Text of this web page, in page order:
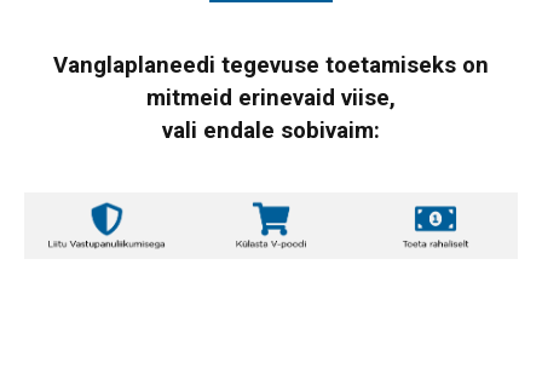
Vanglaplaneedi tegevuse toetamiseks on
mitmeid erinevaid viise,
vali endale sobivaim: